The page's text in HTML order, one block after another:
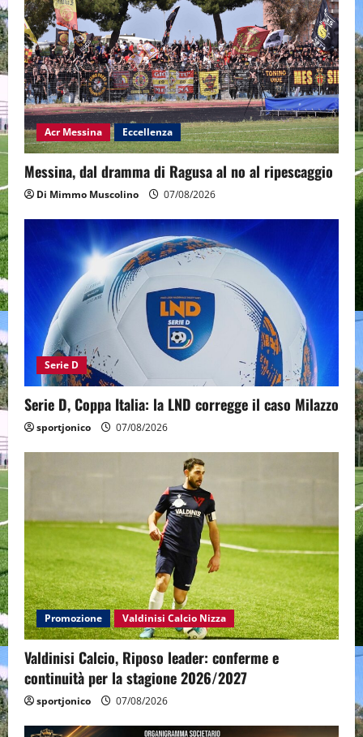
Acr Messina Eccellenza
Messina, dal dramma di Ragusa al no al ripescaggio
Di Mimmo Muscolino 07/08/2026
Serie D
Serie D, Coppa Italia: la LND corregge il caso Milazzo
sportjonico 07/08/2026
Promozione Valdinisi Calcio Nizza
Valdinisi Calcio, Riposo leader: conferme e
continuità per la stagione 2026/2027
sportjonico 07/08/2026